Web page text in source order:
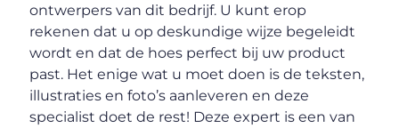
ontwerpers van dit bedrijf. U kunt erop
rekenen dat u op deskundige wijze begeleidt
wordt en dat de hoes perfect bij uw product
past. Het enige wat u moet doen is de teksten,
illustraties en foto’s aanleveren en deze
specialist doet de rest! Deze expert is een van